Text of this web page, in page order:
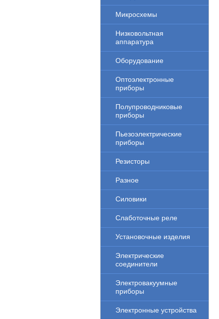
Микросхемы
Низковольтная
аппаратура
Оборудование
Оптоэлектронные
приборы
Полупроводниковые
приборы
Пьезоэлектрические
приборы
Резисторы
Разное
Силовики
Слаботочные реле
Установочные изделия
Электрические
соединители
Электровакуумные
приборы
Электронные устройства